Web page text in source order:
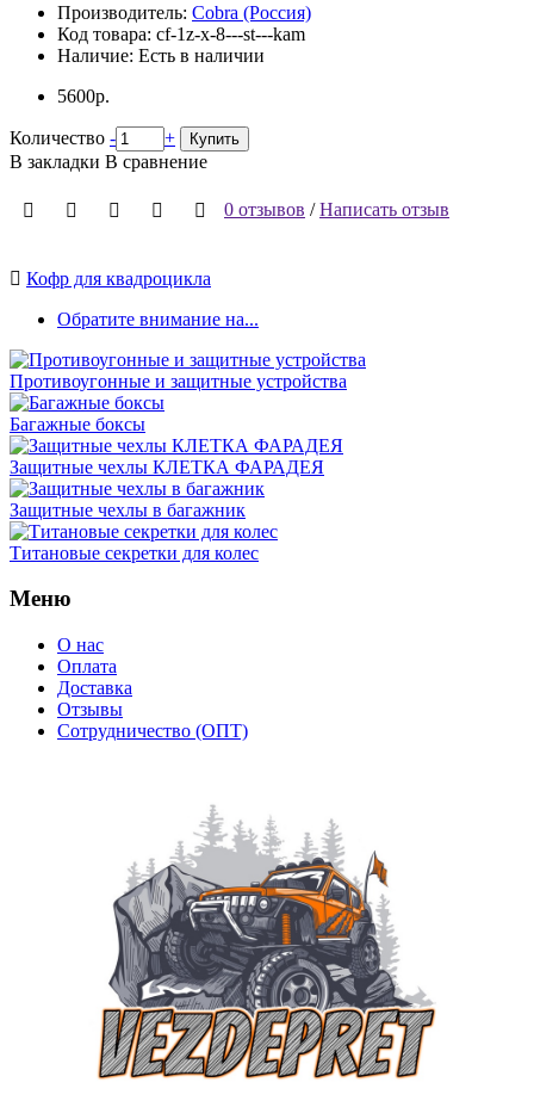
Производитель: Cobra (Россия)
Код товара: cf-1z-x-8---st---kam
Наличие: Есть в наличии
5600р.
Количество - + Купить
В закладки В сравнение
0 отзывов /Написать отзыв
Кофр для квадроцикла
Обратите внимание на...
Противоугонные и защитные устройства
Багажные боксы
Защитные чехлы КЛЕТКА ФАРАДЕЯ
Защитные чехлы в багажник
Титановые секретки для колес
Меню
О нас
Оплата
Доставка
Отзывы
Сотрудничество (ОПТ)